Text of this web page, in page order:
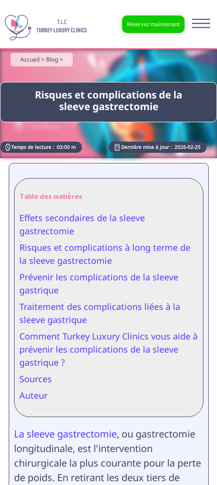
Réservez maintenant
Risques et complications de la
sleeve gastrectomie
Accueil > Blog >
Temps de lecture : 03:00 m Dernière mise à jour : 2026-02-25
Table des matières
Effets secondaires de la sleeve
gastrectomie
Risques et complications à long terme de
la sleeve gastrectomie
Prévenir les complications de la sleeve
gastrique
Traitement des complications liées à la
sleeve gastrique
Comment Turkey Luxury Clinics vous aide à
prévenir les complications de la sleeve
gastrique ?
Sources
Auteur
La sleeve gastrectomie, ou gastrectomie
longitudinale, est l'intervention
chirurgicale la plus courante pour la perte
de poids. En retirant les deux tiers de